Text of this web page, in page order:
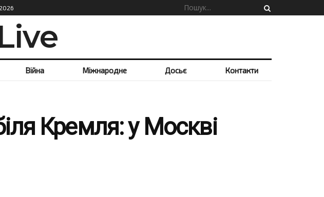
Війна Міжнародне Досьє Контакти
Кремля: у Москві